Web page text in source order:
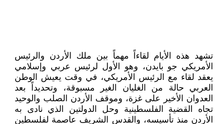
تشهد هذه الأيام لقاءاً مهماً بين ملك الأردن والرئيس
الأمريكي جو بايدن، وهو الأول لرئيس عربي وإسلامي
يعقد لقاء مع الرئيس الأمريكي، في وقت يعيش الوطن
العربي حالة من الغليان الغير مسبوقة، وتحديداً بعد
العدوان الأخير على غزة، وموقف الأردن الصلب والوحيد
تجاه القضية الفلسطينية وحل الدولتين الذي نادى به
الأردن منذ تأسيسه، والقدس الشريف عاصمة لفلسطين